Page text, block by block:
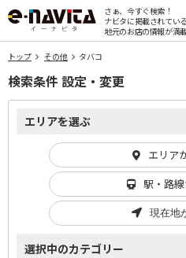
さぁ、今すぐ検索！
ナビタに掲載されている
地元のお店の情報が満
トップ その他 タバコ
検索条件 設定・変更
エリアを選ぶ
エリア
駅・路
現在地
選択中のカテゴリー